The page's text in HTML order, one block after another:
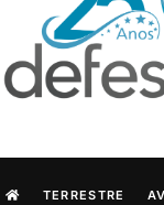
TERRESTRE